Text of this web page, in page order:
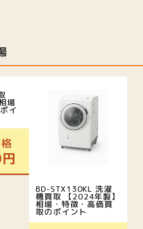
場
イ
BD-STX130KL 洗濯
機買取 【2024年製】
相場・特徴・高価買
取のポイント